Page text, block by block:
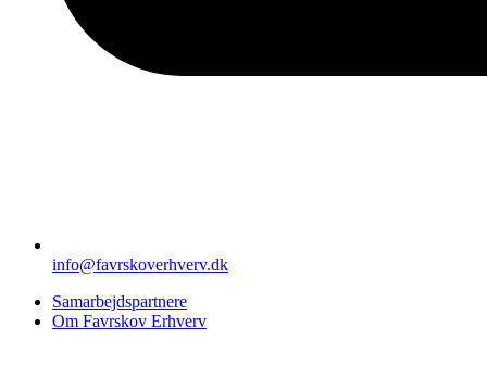
info@favrskoverhverv.dk
Samarbejdspartnere
Om Favrskov Erhverv